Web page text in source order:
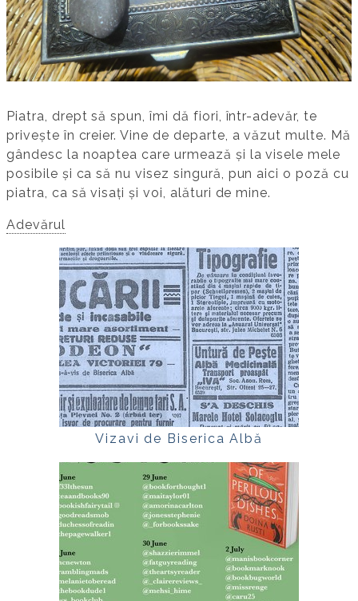
Piatra, drept să spun, îmi dă fiori, într-adevăr, te
privește în creier. Vine de departe, a văzut multe. Mă
gândesc la noaptea care urmează și la visele mele
posibile și ca să nu visez singură, pun aici o poză cu
piatra, ca să visați și voi, alături de mine.
Adevărul
Vizavi de Biserica Albă